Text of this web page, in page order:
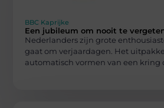
BBC Kaprijke
Een jubileum om nooit te
Nederlanders zijn grote
gaat om verjaardagen. Het
automatisch vormen van een kring